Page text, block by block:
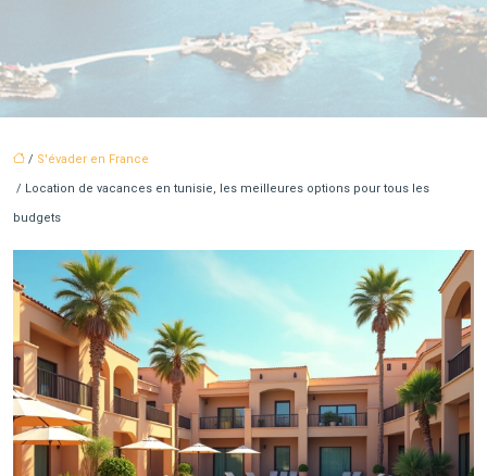
/ S'évader en France
/ Location de vacances en tunisie, les meilleures options pour tous les
budgets